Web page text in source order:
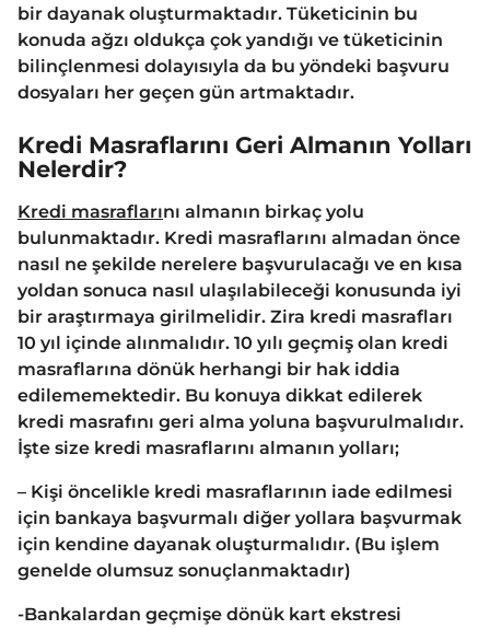
bir dayanak oluşturmaktadır. Tüketicinin bu
konuda ağzı oldukça çok yandığı ve tüketicinin
bilinçlenmesi dolayısıyla da bu yöndeki başvuru
dosyaları her geçen gün artmaktadır.
Kredi Masraflarını Geri Almanın Yolları
Nelerdir?
Kredi masraflarını almanın birkaç yolu
bulunmaktadır. Kredi masraflarını almadan önce
nasıl ne şekilde nerelere başvurulacağı ve en kısa
yoldan sonuca nasıl ulaşılabileceği konusunda iyi
bir araştırmaya girilmelidir. Zira kredi masrafları
10 yıl içinde alınmalıdır. 10 yılı geçmiş olan kredi
masraflarına dönük herhangi bir hak iddia
edilememektedir. Bu konuya dikkat edilerek
kredi masrafını geri alma yoluna başvurulmalıdır.
İşte size kredi masraflarını almanın yolları;
– Kişi öncelikle kredi masraflarının iade edilmesi
için bankaya başvurmalı diğer yollara başvurmak
için kendine dayanak oluşturmalıdır. (Bu işlem
genelde olumsuz sonuçlanmaktadır)
-Bankalardan geçmişe dönük kart ekstresi